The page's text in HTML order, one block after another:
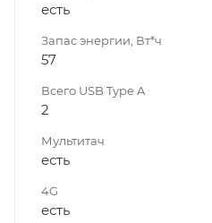
есть
Запас энергии, Вт*ч
57
Всего USB Type A
2
Мультитач
есть
4G
есть